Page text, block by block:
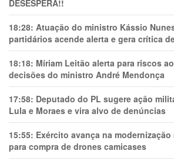
DESESPERA!!
18:28: Atuação do ministro Kássio
partidários acende alerta e gera crítica
18:18: Míriam Leitão alerta para riscos
decisões do ministro André Mendonça
17:58: Deputado do PL sugere ação
Lula e Moraes e vira alvo de denúncias
15:55: Exército avança na
para compra de drones camicases